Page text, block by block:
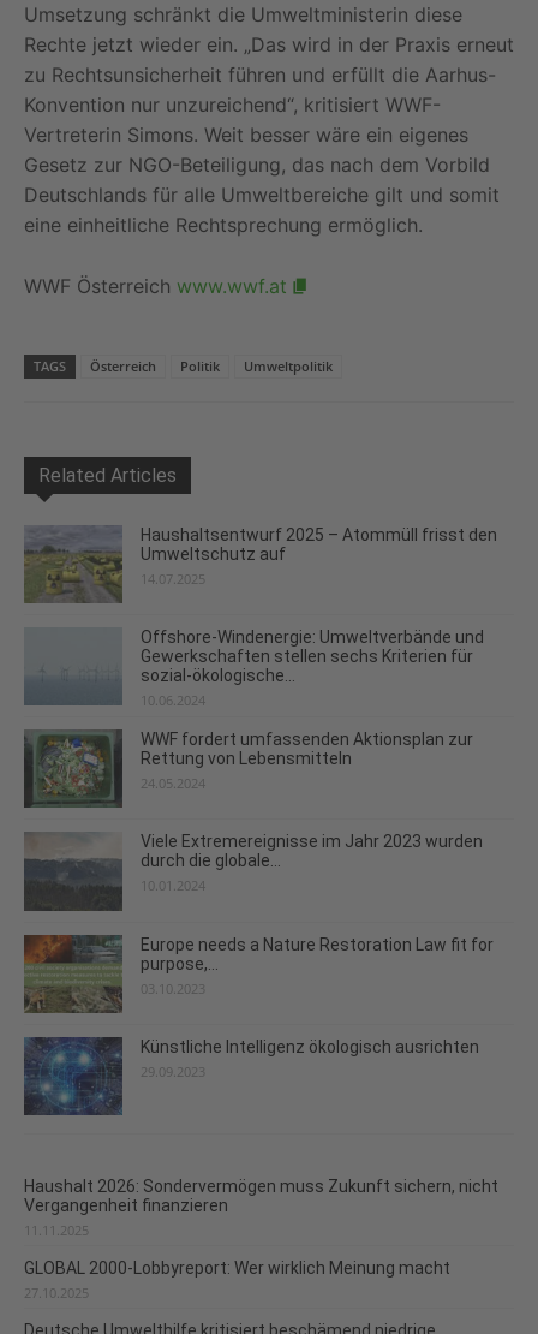
Umsetzung schränkt die Umweltministerin diese
Rechte jetzt wieder ein. „Das wird in der Praxis erneut
zu Rechtsunsicherheit führen und erfüllt die Aarhus-
Konvention nur unzureichend“, kritisiert WWF-
Vertreterin Simons. Weit besser wäre ein eigenes
Gesetz zur NGO-Beteiligung, das nach dem Vorbild
Deutschlands für alle Umweltbereiche gilt und somit
eine einheitliche Rechtsprechung ermöglich.
WWF Österreich www.wwf.at
TAGS Österreich Politik Umweltpolitik
Related Articles
Haushaltsentwurf 2025 – Atommüll frisst den
Umweltschutz auf
14.07.2025
Offshore-Windenergie: Umweltverbände und
Gewerkschaften stellen sechs Kriterien für
sozial-ökologische...
10.06.2024
WWF fordert umfassenden Aktionsplan zur
Rettung von Lebensmitteln
24.05.2024
Viele Extremereignisse im Jahr 2023 wurden
durch die globale...
10.01.2024
Europe needs a Nature Restoration Law fit for
purpose,...
03.10.2023
Künstliche Intelligenz ökologisch ausrichten
29.09.2023
Haushalt 2026: Sondervermögen muss Zukunft sichern, nicht
Vergangenheit finanzieren
11.11.2025
GLOBAL 2000-Lobbyreport: Wer wirklich Meinung macht
27.10.2025